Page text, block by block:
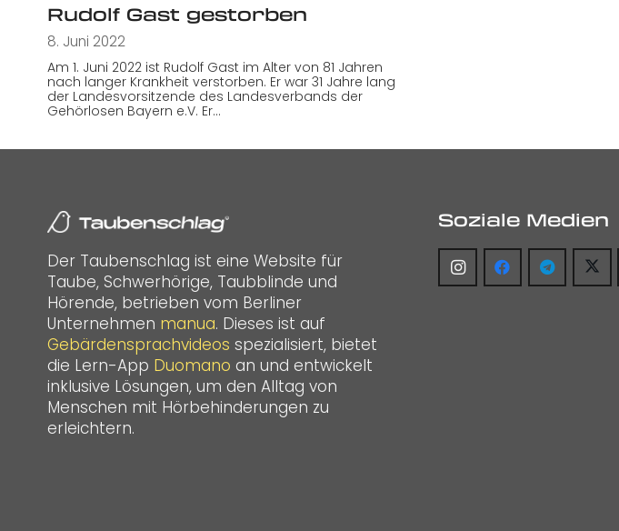
Rudolf Gast gestorben
8. Juni 2022
Am 1. Juni 2022 ist Rudolf Gast im Alter von 81 Jahren
nach langer Krankheit verstorben. Er war 31 Jahre lang
der Landesvorsitzende des Landesverbands der
Gehörlosen Bayern e.V. Er…
Der Taubenschlag ist eine Website für
Taube, Schwerhörige, Taubblinde und
Hörende, betrieben vom Berliner
Unternehmen manua. Dieses ist auf
Gebärdensprachvideos spezialisiert, bietet
die Lern-App Duomano an und entwickelt
inklusive Lösungen, um den Alltag von
Menschen mit Hörbehinderungen zu
erleichtern.
Soziale Medien